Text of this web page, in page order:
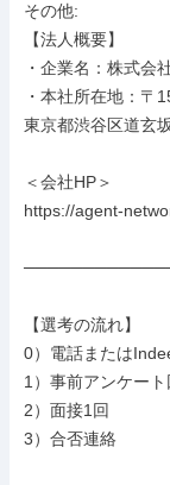
その他:
【法人概要】
・企業名：株式会
・本社所在地：〒
東京都渋谷区道玄
＜会社HP＞
https://agent-
【選考の流れ】
0）電話または
1）事前アンケート
2）面接1回
3）合否連絡